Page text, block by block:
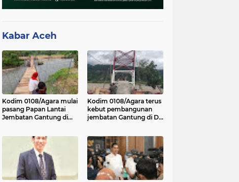
Kabar Aceh
Kodim 0108/Agara mulai
pasang Papan Lantai
Jembatan Gantung di
Kodim 0108/Agara terus
kebut pembangunan
jembatan Gantung di Ds.